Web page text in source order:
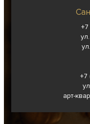
+7
арт-